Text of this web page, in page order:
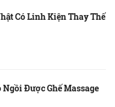
Có Linh Kiện Thay Thế
Được Ghế Massage